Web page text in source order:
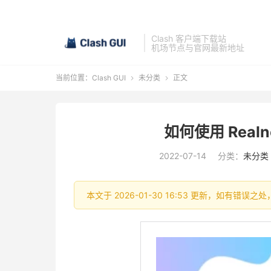
Clash 客户端下载站
机场节点与官网最新地址
当前位置： Clash GUI  未分类  正文
如何使用
2022-07-14 分类： 未分类
本文于 2026-01-30 16:53 更新，如有错误之处